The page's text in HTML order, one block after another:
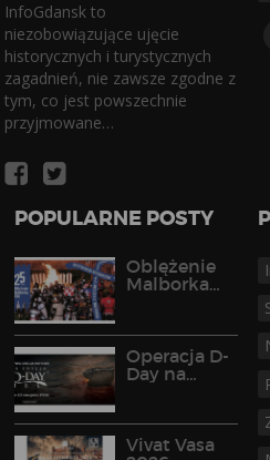
InfoGdansk to
niezobowiązujące ujęcie
historycznych i turystycznych
zagadnień, nie zawsze zgodne z
tym, co jest powszechnie
przyjmowane…
POPULARNE POSTY
Oblężenie
Malborka
Operacja D-
Day na
Vivat Vasa